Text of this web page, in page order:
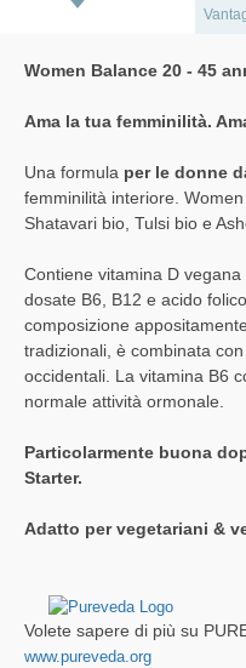
Women Balance 20 - 45
Ama la tua femminilità.
Una formula per le donne
femminilità interiore.
Shatavari bio, Tulsi bio e
Contiene vitamina D
dosate B6, B12 e acido
composizione
tradizionali, è combinata
occidentali. La vitamina B6
normale attività ormonale.
Particolarmente buona
Starter.
Adatto per vegetariani &
Volete sapere di più su
www.pureveda.org